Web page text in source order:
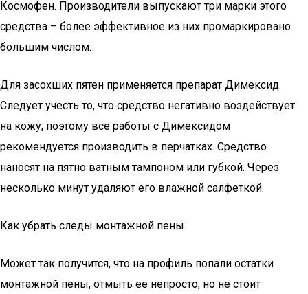
Космофен. Производители выпускают три марки этого
средства – более эффективное из них промаркировано
большим числом.
Для засохших пятен применяется препарат Димексид.
Следует учесть то, что средство негативно воздействует
на кожу, поэтому все работы с Димексидом
рекомендуется производить в перчатках. Средство
наносят на пятно ватным тампоном или губкой. Через
несколько минут удаляют его влажной салфеткой.
Как убрать следы монтажной пены
Может так получится, что на профиль попали остатки
монтажной пены, отмыть ее непросто, но не стоит